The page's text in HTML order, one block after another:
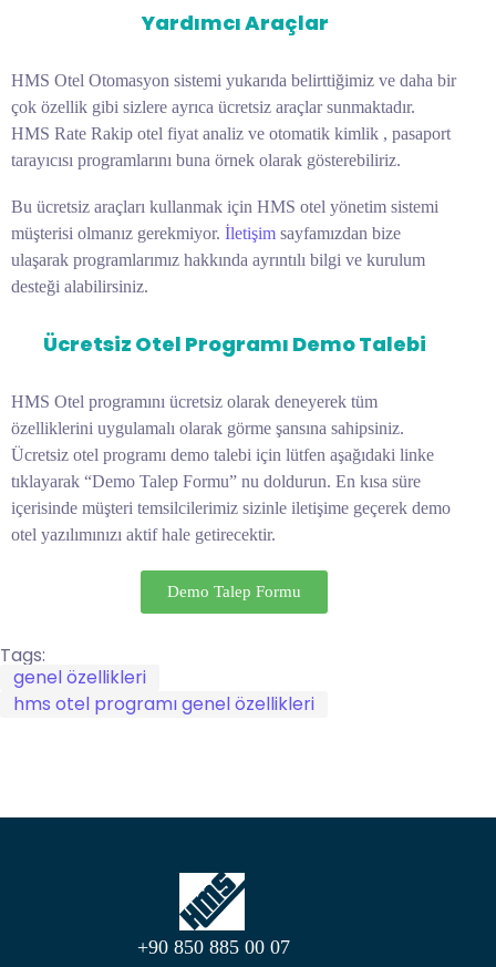
Yardımcı Araçlar
HMS Otel Otomasyon sistemi yukarıda belirttiğimiz ve daha bir
çok özellik gibi sizlere ayrıca ücretsiz araçlar sunmaktadır.
HMS Rate Rakip otel fiyat analiz ve otomatik kimlik , pasaport
tarayıcısı programlarını buna örnek olarak gösterebiliriz.
Bu ücretsiz araçları kullanmak için HMS otel yönetim sistemi
müşterisi olmanız gerekmiyor. İletişim sayfamızdan bize
ulaşarak programlarımız hakkında ayrıntılı bilgi ve kurulum
desteği alabilirsiniz.
Ücretsiz Otel Programı Demo Talebi
HMS Otel programını ücretsiz olarak deneyerek tüm
özelliklerini uygulamalı olarak görme şansına sahipsiniz.
Ücretsiz otel programı demo talebi için lütfen aşağıdaki linke
tıklayarak “Demo Talep Formu” nu doldurun. En kısa süre
içerisinde müşteri temsilcilerimiz sizinle iletişime geçerek demo
otel yazılımınızı aktif hale getirecektir.
Demo Talep Formu
Tags:
genel özellikleri
hms otel programı genel özellikleri
+90 850 885 00 07